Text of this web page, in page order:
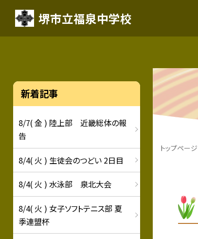
堺市立福泉中学校
トップページ
新着記事
8/7( 金 ) 陸上部 近畿総体の報
告
8/4( 火 ) 生徒会のつどい 2日目
8/4( 火 ) 水泳部 泉北大会
8/4( 火 ) 女子ソフトテニス部 夏
季連盟杯